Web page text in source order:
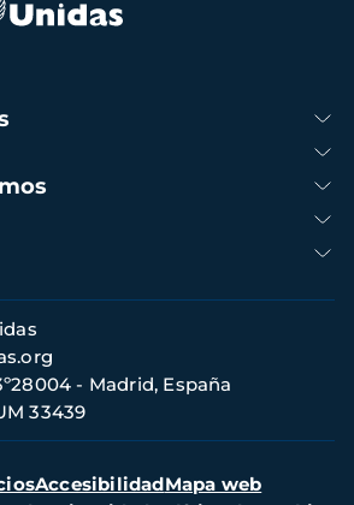
- Madrid, España
33439
AccesibilidadMapa web